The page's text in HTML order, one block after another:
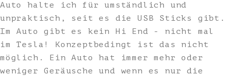
Auto halte ich für umständlich und
unpraktisch, seit es die USB Sticks gibt.
Im Auto gibt es kein Hi End - nicht mal
im Tesla! Konzeptbedingt ist das nicht
möglich. Ein Auto hat immer mehr oder
weniger Geräusche und wenn es nur die